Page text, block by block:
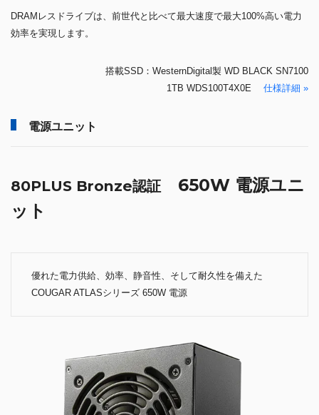
DRAMレスドライブは、前世代と比べて最大速度で最大100%高い電力
効率を実現します。
搭載SSD：WesternDigital製 WD BLACK SN7100
1TB WDS100T4X0E 仕様詳細 »
電源ユニット
80PLUS Bronze認証 650W 電源ユニ
ット
優れた電力供給、効率、静音性、そして耐久性を備えた
COUGAR ATLASシリーズ 650W 電源